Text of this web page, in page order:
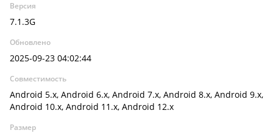
Версия
7.1.3G
Обновлено
2025-09-23 04:02:44
Совместимость
Android 5.x, Android 6.x, Android 7.x, Android 8.x, Android 9.x,
Android 10.x, Android 11.x, Android 12.x
Размер